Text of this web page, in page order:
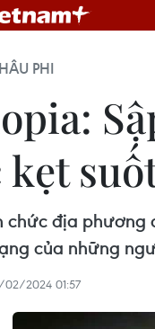
PHI
kẹt
chức địa phương
của những
02/2024 01:57